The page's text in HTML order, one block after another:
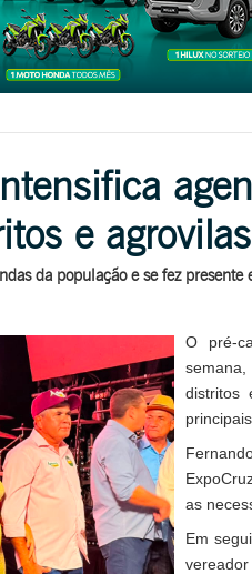
e agrovilas
da população e se fez
O pré-
semana,
distritos
as
Em